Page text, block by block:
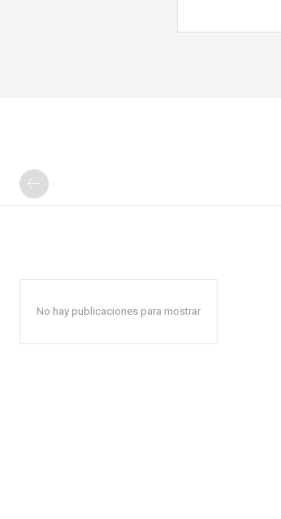
No hay publicaciones para mostrar